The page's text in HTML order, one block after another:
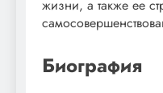
жизни, а также ее
Биография